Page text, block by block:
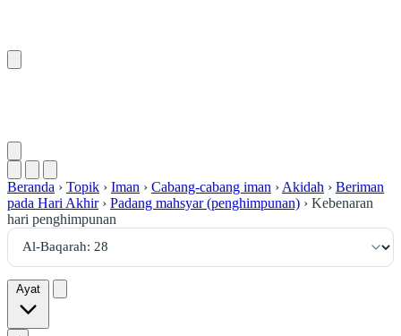
Beranda › Topik › Iman › Cabang-cabang iman › Akidah › Beriman
pada Hari Akhir › Padang mahsyar (penghimpunan) › Kebenaran
hari penghimpunan
Ayat